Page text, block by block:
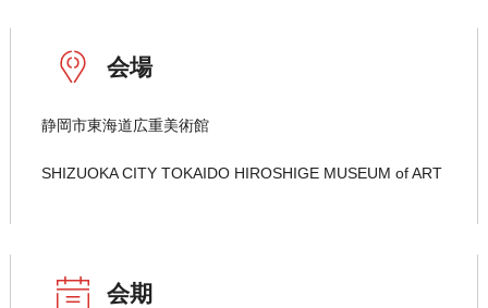
会場
静岡市東海道広重美術館
SHIZUOKA CITY TOKAIDO HIROSHIGE MUSEUM of ART
会期